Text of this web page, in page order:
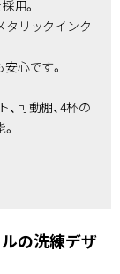
用。
タリックインク
心です。
可動棚、4杯の
の洗練デザ